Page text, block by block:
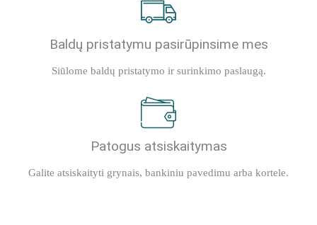
Baldų pristatymu pasirūpinsime mes
Siūlome baldų pristatymo ir surinkimo paslaugą.
Patogus atsiskaitymas
Galite atsiskaityti grynais, bankiniu pavedimu arba kortele.